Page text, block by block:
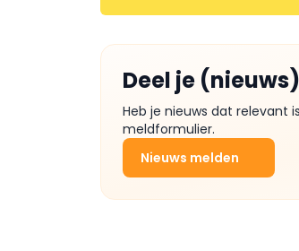
Deel je
Heb je nieuws dat relevant
meldformulier.
Nieuws melden